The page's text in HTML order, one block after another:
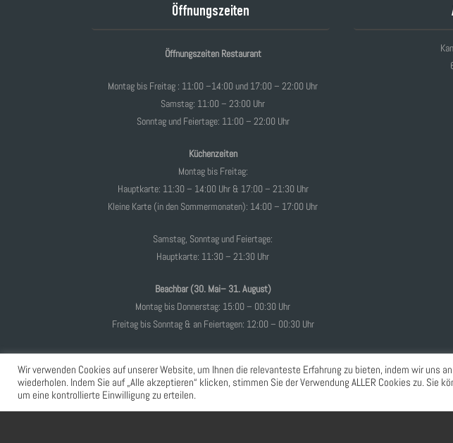
Öffnungszeiten
Öffnungszeiten Restaurant
Montag bis Freitag : 11:00 –14:00 und 17:00 – 22:00 Uhr
Samstag: 11:00 – 23:00 Uhr
Sonntag und Feiertage: 11:00 – 22:00 Uhr
Küchenzeiten
Montag bis Freitag:
Hauptkarte: 11:30 – 14:00 Uhr & 17:00 – 21:30 Uhr
Kleine Karte (in den Sommermonaten): 14:00 – 17:00 Uhr
Samstag, Sonntag und Feiertage:
Hauptkarte: 11:30 – 21:30 Uhr
Beachbar (30. Mai– 31. August)
Montag bis Donnerstag: 15:00 – 00:30 Uhr
Freitag bis Sonntag & an Feiertagen: 12:00 – 00:30 Uhr
© 2022.
Wir verwenden Cookies auf unserer Website, um Ihnen die relevanteste Erfahrung zu bieten, indem wir uns
wiederholen. Indem Sie auf „Alle akzeptieren“ klicken, stimmen Sie der Verwendung ALLER Cookies zu. Sie
um eine kontrollierte Einwilligung zu erteilen.